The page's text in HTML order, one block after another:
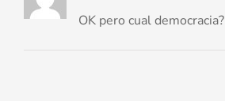
OK pero cual democracia?